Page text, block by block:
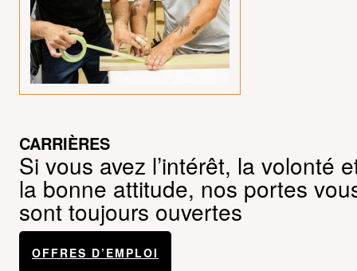
CARRIÈRES
Si vous avez l’intérêt, la volonté
la bonne attitude, nos portes
sont toujours ouvertes
OFFRES D’EMPLOI